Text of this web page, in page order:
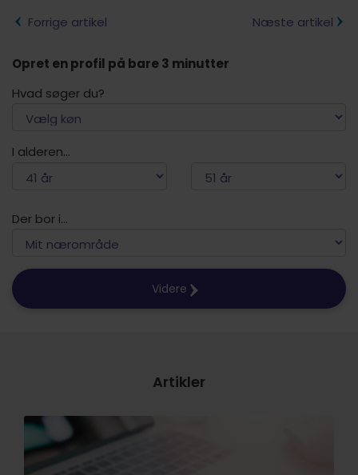
Næste artikel
Forrige artikel
Opret en profil på bare 3 minutter
Hvad søger du?
I alderen...
Der bor i...
Videre
Artikler